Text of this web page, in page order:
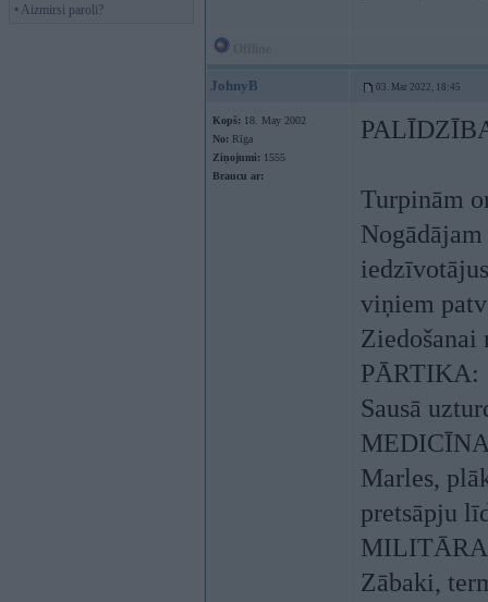
• Aizmirsi paroli?
JohnyB 03. Mar 2022, 18:45
Kopš: 18. May 2002
No: Rīga
Ziņojumi: 1555
Braucu ar:
Turpinām
viņiem
Ziedošanai
PĀRTIKA:
Sausā
Marles,
pretsāpju
Zābaki,